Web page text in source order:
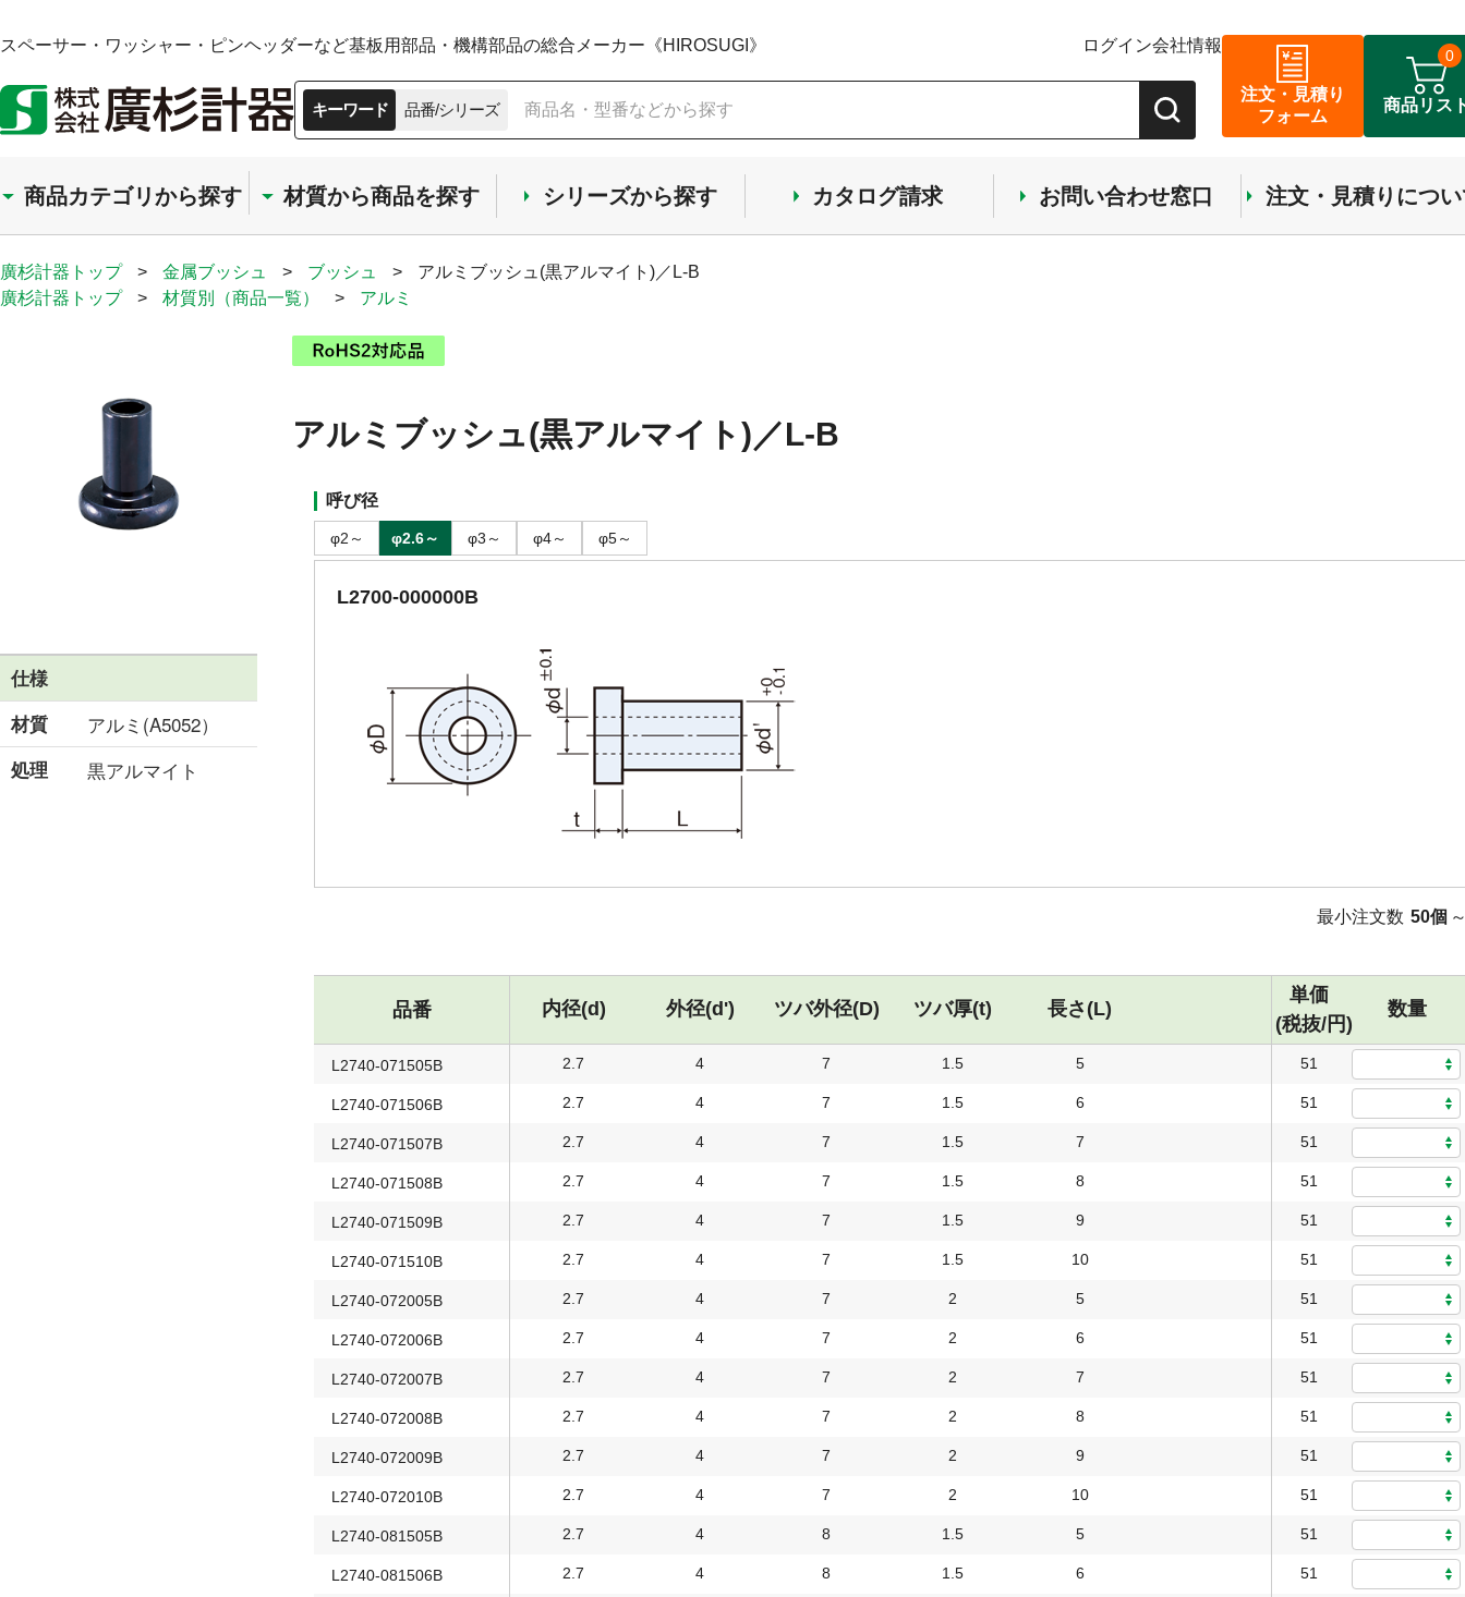
スペーサー・ワッシャー・ピンヘッダーなど基板用部品・機構部品の総合メーカー《HIROSUGI》 ログイン会社情報
キーワード 品番/シリーズ
注文・見積り
フォーム
商品リス
0
商品カテゴリから探す 材質から商品を探す シリーズから探す カタログ請求 お問い合わせ窓口 注文・見積りにつ
廣杉計器トップ > 金属ブッシュ > ブッシュ >
アルミブッシュ(黒アルマイト)／L-B
廣杉計器トップ
> 材質別（商品一覧） > アルミ
仕様
材質
アルミ(A5052）
処理 黒アルマイト
アルミブッシュ(黒アルマイト)／L-B
呼び径
φ2～ φ2.6～ φ3～ φ4～ φ5～
L2700-000000B
最小注文数 50個
品番 内径(d) 外径(d') ツバ外径(D) ツバ厚(t) 長さ(L)
単価
(税抜/円)
数量
L2740-071505B 2.7 4 7 1.5 5 51
L2740-071506B 2.7 4 7 1.5 6 51
L2740-071507B 2.7 4 7 1.5 7 51
L2740-071508B 2.7 4 7 1.5 8 51
L2740-071509B 2.7 4 7 1.5 9 51
L2740-071510B 2.7 4 7 1.5 10 51
L2740-072005B 2.7 4 7 2 5 51
L2740-072006B 2.7 4 7 2 6 51
L2740-072007B 2.7 4 7 2 7 51
L2740-072008B 2.7 4 7 2 8 51
L2740-072009B 2.7 4 7 2 9 51
L2740-072010B 2.7 4 7 2 10 51
L2740-081505B 2.7 4 8 1.5 5 51
L2740-081506B 2.7 4 8 1.5 6 51